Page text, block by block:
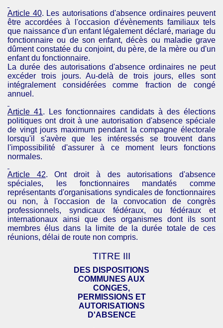
Article 40. Les autorisations d'absence ordinaires peuvent
être accordées à l'occasion d'évènements familiaux tels
que naissance d'un enfant légalement déclaré, mariage du
fonctionnaire ou de son enfant, décès ou maladie grave
dûment constatée du conjoint, du père, de la mère ou d'un
enfant du fonctionnaire.
La durée des autorisations d'absence ordinaires ne peut
excéder trois jours. Au-delà de trois jours, elles sont
intégralement considérées comme fraction de congé
annuel.
Article 41. Les fonctionnaires candidats à des élections
politiques ont droit à une autorisation d'absence spéciale
de vingt jours maximum pendant la compagne électorale
lorsqu'il s'avère que les intéressés se trouvent dans
l'impossibilité d'assurer à ce moment leurs fonctions
normales.
Article 42. Ont droit à des autorisations d'absence
spéciales, les fonctionnaires mandatés comme
représentants d'organisations syndicales de fonctionnaires
ou non, à l'occasion de la convocation de congrès
professionnels, syndicaux fédéraux, ou fédéraux et
internationaux ainsi que des organismes dont ils sont
membres élus dans la limite de la durée totale de ces
réunions, délai de route non compris.
TITRE III
DES DISPOSITIONS
COMMUNES AUX
CONGES,
PERMISSIONS ET
AUTORISATIONS
D'ABSENCE